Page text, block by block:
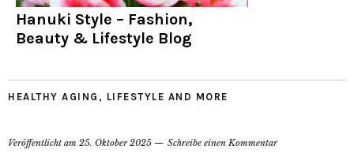
Hanuki Style – Fashion,
Beauty & Lifestyle Blog
HEALTHY AGING , LIFESTYLE AND MORE
Veröffentlicht am 25. Oktober 2025 Schreibe einen Kommentar